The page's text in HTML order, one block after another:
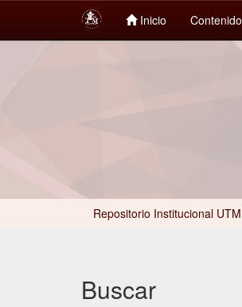
Inicio Contenido
Repositorio Institucional UTM
Buscar